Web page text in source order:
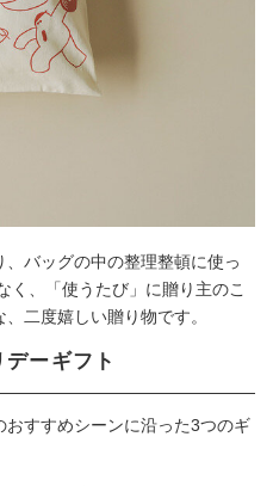
バッグの中の整理整頓に使っ
く、「使うたび」に贈り主のこ
二度嬉しい贈り物です。
ーギフト
すすめシーンに沿った3つのギ